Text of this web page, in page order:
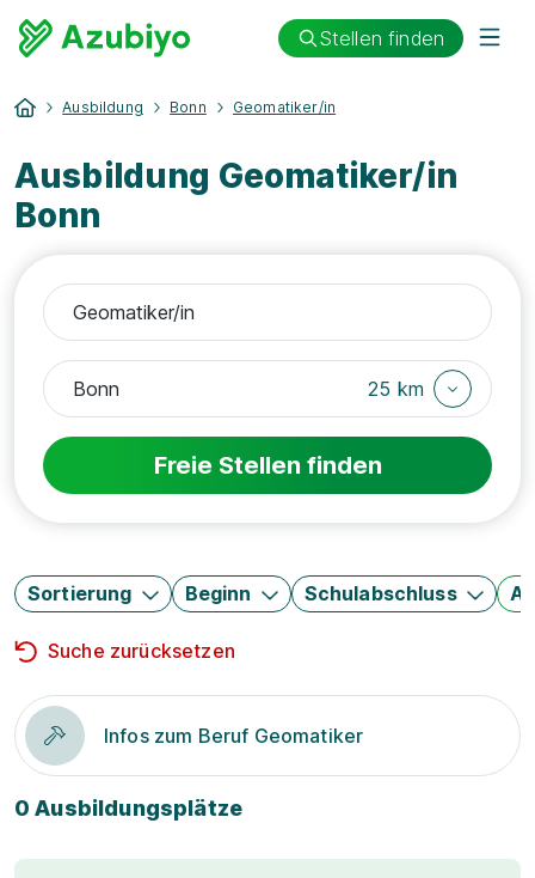
Stellen finden
Ausbildung Bonn Geomatiker/in
Ausbildung Geomatiker/in
Bonn
25 km
Freie Stellen finden
Sortierung Beginn Schulabschluss
Suche zurücksetzen
Infos zum Beruf Geomatiker
0 Ausbildungsplätze